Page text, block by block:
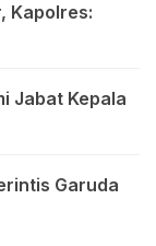
Kapolres:
Jabat Kepala
Garuda